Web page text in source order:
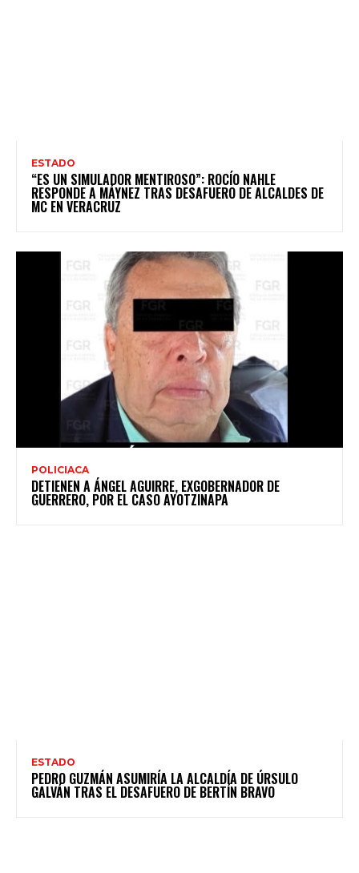
ESTADO
“ES UN SIMULADOR MENTIROSO”: ROCÍO NAHLE
RESPONDE A MÁYNEZ TRAS DESAFUERO DE ALCALDES DE
MC EN VERACRUZ
POLICIACA
DETIENEN A ÁNGEL AGUIRRE, EXGOBERNADOR DE
GUERRERO, POR EL CASO AYOTZINAPA
ESTADO
PEDRO GUZMÁN ASUMIRÍA LA ALCALDÍA DE ÚRSULO
GALVÁN TRAS EL DESAFUERO DE BERTÍN BRAVO